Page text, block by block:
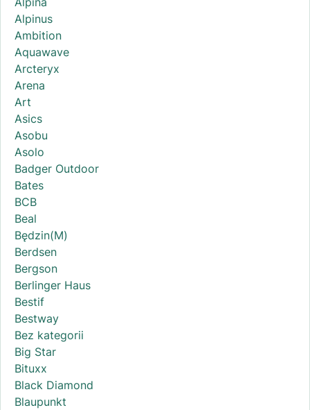
Alpinus
Ambition
Aquawave
Arcteryx
Arena
Art
Asics
Asobu
Asolo
Badger Outdoor
Bates
BCB
Beal
Będzin(M)
Berdsen
Bergson
Berlinger Haus
Bestif
Bestway
Bez kategorii
Big Star
Bituxx
Black Diamond
Blaupunkt